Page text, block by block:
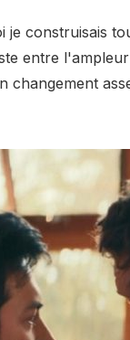
je construisais
entre
changement